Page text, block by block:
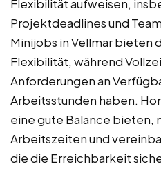
Flexibilität aufweisen,
Projektdeadlines und
Minijobs in Vellmar bieten
Flexibilität, während
Anforderungen an
Arbeitsstunden haben.
eine gute Balance bieten,
Arbeitszeiten und
die die Erreichbarkeit